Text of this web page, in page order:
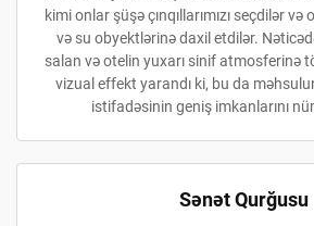
kimi onlar şüşə çınqıllarımızı seçdilər və
və su obyektlərinə daxil etdilər.
salan və otelin yuxarı sinif atmosferinə
vizual effekt yarandı ki, bu da
istifadəsinin geniş imkanlarını
Sənət Qurğusu